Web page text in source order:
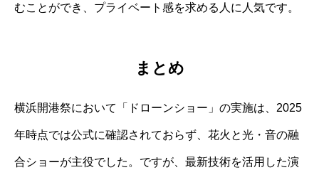
むことができ、プライベート感を求める人に人気です。
まとめ
横浜開港祭において「ドローンショー」の実施は、2025
年時点では公式に確認されておらず、花火と光・音の融
合ショーが主役でした。ですが、最新技術を活用した演